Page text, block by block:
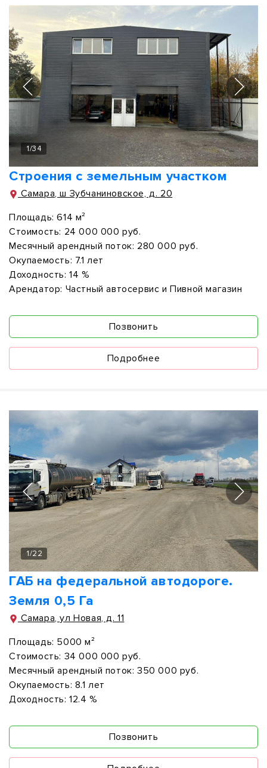
1/34
Строения с земельным участком
Самара, ш Зубчаниновское, д. 20
Площадь: 614 м²
Стоимость: 24 000 000 руб.
Месячный арендный поток: 280 000 руб.
Окупаемость: 7.1 лет
Доходность: 14 %
Арендатор: Частный автосервис и Пивной магазин
Позвонить
Подробнее
1/22
ГАБ на федеральной автодороге.
Земля 0,5 Га
Самара, ул Новая, д. 11
Площадь: 5000 м²
Стоимость: 34 000 000 руб.
Месячный арендный поток: 350 000 руб.
Окупаемость: 8.1 лет
Доходность: 12.4 %
Позвонить